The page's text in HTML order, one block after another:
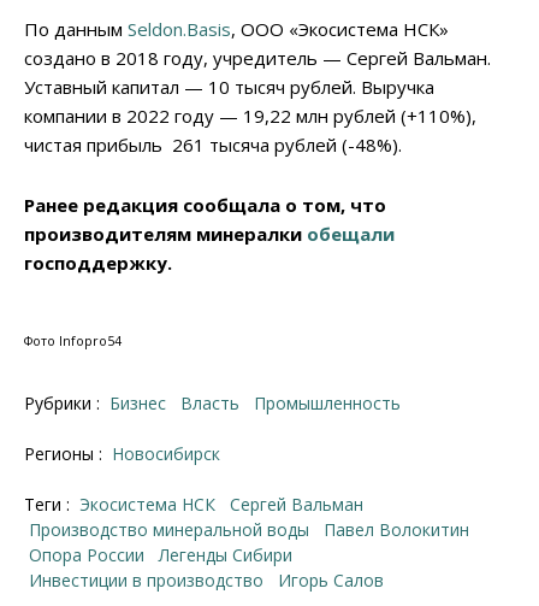
По данным Seldon.Basis, ООО «Экосистема НСК»
создано в 2018 году, учредитель — Сергей Вальман.
Уставный капитал — 10 тысяч рублей. Выручка
компании в 2022 году — 19,22 млн рублей (+110%),
чистая прибыль 261 тысяча рублей (-48%).
Ранее редакция сообщала о том, что
производителям минералки обещали
господдержку.
Фото Infopro54
Рубрики : Бизнес Власть Промышленность
Регионы : Новосибирск
Теги : Экосистема НСК
Сергей Вальман
Производство минеральной воды
Павел Волокитин
Опора России
Легенды Сибири
инвестиции в производство
Игорь Салов